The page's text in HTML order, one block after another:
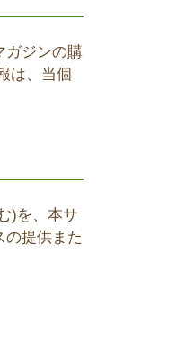
ガジンの購
は、当個
)を、本サ
の提供また